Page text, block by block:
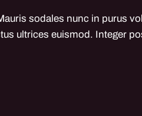
sodales nunc in purus
ultrices euismod. Integer